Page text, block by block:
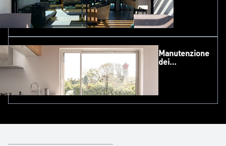
Manutenzione
dei